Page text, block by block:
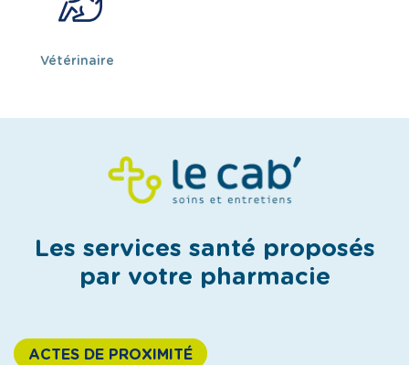
Vétérinaire
Les services santé proposés
par votre pharmacie
ACTES DE PROXIMITÉ